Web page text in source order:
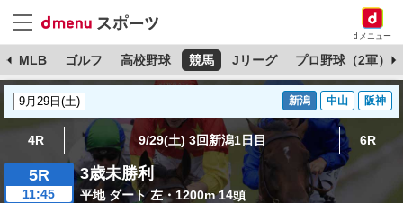
dメニュー
MLB ゴルフ 高校野球 競馬 Jリーグ プロ野球（2軍）
新潟 中山 阪神
4R 9/29(土) 3回新潟1日目 6R
5R
11:45
3歳未勝利
平地 ダート 左・1200m 14頭